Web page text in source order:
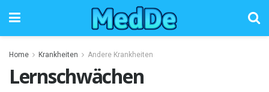
Home Krankheiten Andere Krankheiten
Lernschwächen